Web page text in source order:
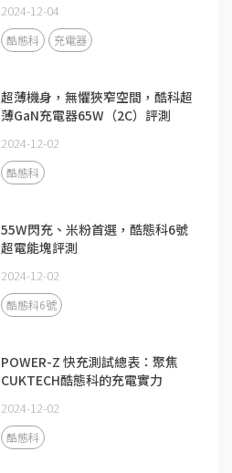
2024-12-04
酷態科 充電器
超薄機身，無懼狹窄空間，酷科超
薄GaN充電器65W（2C）評測
2024-12-02
酷態科
55W閃充、米粉首選，酷態科6號
超電能塊評測
2024-12-02
酷態科6號
POWER-Z 快充測試總表：聚焦
CUKTECH酷態科的充電實力
2024-12-02
酷態科